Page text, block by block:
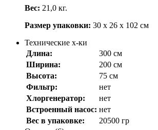
Вес: 21,0 кг.
Размер упаковки: 30 х 26 х 102 см
Технические х-ки
Длина:
300 см
Ширина:
200 см
Высота:
75 см
Фильтр:
нет
Хлоргенератор:
нет
Встроенный насос: нет
Вес в упаковке:
20500 гр